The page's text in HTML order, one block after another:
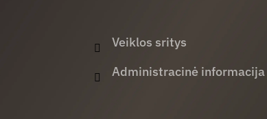
Veiklos sritys
Administracinė informacija